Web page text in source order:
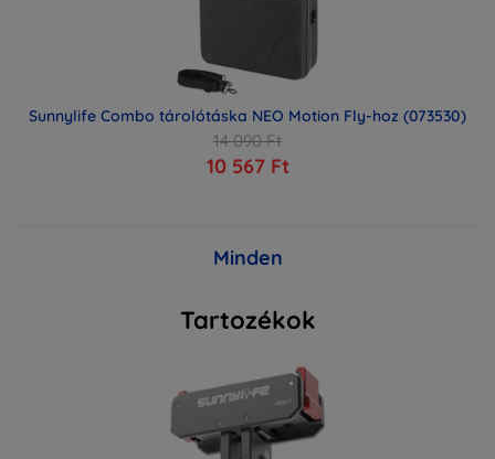
Sunnylife Combo tárolótáska NEO Motion Fly-hoz (073530)
14 090 Ft
10 567 Ft
Minden
Tartozékok